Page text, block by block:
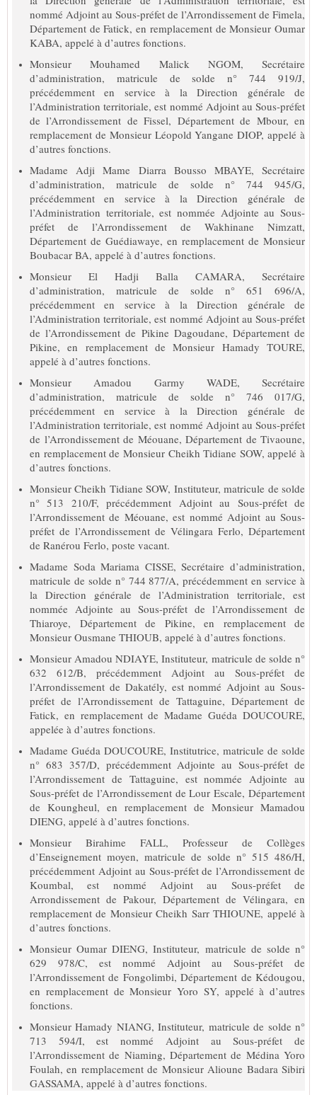
nommé Adjoint au Sous-préfet de l’Arrondissement de Fimela,
Département de Fatick, en remplacement de Monsieur Oumar
KABA, appelé à d’autres fonctions.
Monsieur Mouhamed Malick NGOM, Secrétaire
d’administration, matricule de solde n° 744 919/J,
précédemment en service à la Direction générale de
l’Administration territoriale, est nommé Adjoint au Sous-préfet
de l’Arrondissement de Fissel, Département de Mbour, en
remplacement de Monsieur Léopold Yangane DIOP, appelé à
d’autres fonctions.
Madame Adji Mame Diarra Bousso MBAYE, Secrétaire
d’administration, matricule de solde n° 744 945/G,
précédemment en service à la Direction générale de
l’Administration territoriale, est nommée Adjointe au Sous-
préfet de l’Arrondissement de Wakhinane Nimzatt,
Département de Guédiawaye, en remplacement de Monsieur
Boubacar BA, appelé à d’autres fonctions.
Monsieur El Hadji Balla CAMARA, Secrétaire
d’administration, matricule de solde n° 651 696/A,
précédemment en service à la Direction générale de
l’Administration territoriale, est nommé Adjoint au Sous-préfet
de l’Arrondissement de Pikine Dagoudane, Département de
Pikine, en remplacement de Monsieur Hamady TOURE,
appelé à d’autres fonctions.
Monsieur Amadou Garmy WADE, Secrétaire
d’administration, matricule de solde n° 746 017/G,
précédemment en service à la Direction générale de
l’Administration territoriale, est nommé Adjoint au Sous-préfet
de l’Arrondissement de Méouane, Département de Tivaoune,
en remplacement de Monsieur Cheikh Tidiane SOW, appelé à
d’autres fonctions.
Monsieur Cheikh Tidiane SOW, Instituteur, matricule de solde
n° 513 210/F, précédemment Adjoint au Sous-préfet de
l’Arrondissement de Méouane, est nommé Adjoint au Sous-
préfet de l’Arrondissement de Vélingara Ferlo, Département
de Ranérou Ferlo, poste vacant.
Madame Soda Mariama CISSE, Secrétaire d’administration,
matricule de solde n° 744 877/A, précédemment en service à
la Direction générale de l’Administration territoriale, est
nommée Adjointe au Sous-préfet de l’Arrondissement de
Thiaroye, Département de Pikine, en remplacement de
Monsieur Ousmane THIOUB, appelé à d’autres fonctions.
Monsieur Amadou NDIAYE, Instituteur, matricule de solde n°
632 612/B, précédemment Adjoint au Sous-préfet de
l’Arrondissement de Dakatély, est nommé Adjoint au Sous-
préfet de l’Arrondissement de Tattaguine, Département de
Fatick, en remplacement de Madame Guéda DOUCOURE,
appelée à d’autres fonctions.
Madame Guéda DOUCOURE, Institutrice, matricule de solde
n° 683 357/D, précédemment Adjointe au Sous-préfet de
l’Arrondissement de Tattaguine, est nommée Adjointe au
Sous-préfet de l’Arrondissement de Lour Escale, Département
de Koungheul, en remplacement de Monsieur Mamadou
DIENG, appelé à d’autres fonctions.
Monsieur Birahime FALL, Professeur de Collèges
d’Enseignement moyen, matricule de solde n° 515 486/H,
précédemment Adjoint au Sous-préfet de l’Arrondissement de
Koumbal, est nommé Adjoint au Sous-préfet de
Arrondissement de Pakour, Département de Vélingara, en
remplacement de Monsieur Cheikh Sarr THIOUNE, appelé à
d’autres fonctions.
Monsieur Oumar DIENG, Instituteur, matricule de solde n°
629 978/C, est nommé Adjoint au Sous-préfet de
l’Arrondissement de Fongolimbi, Département de Kédougou,
en remplacement de Monsieur Yoro SY, appelé à d’autres
fonctions.
Monsieur Hamady NIANG, Instituteur, matricule de solde n°
713 594/I, est nommé Adjoint au Sous-préfet de
l’Arrondissement de Niaming, Département de Médina Yoro
Foulah, en remplacement de Monsieur Alioune Badara Sibiri
GASSAMA, appelé à d’autres fonctions.